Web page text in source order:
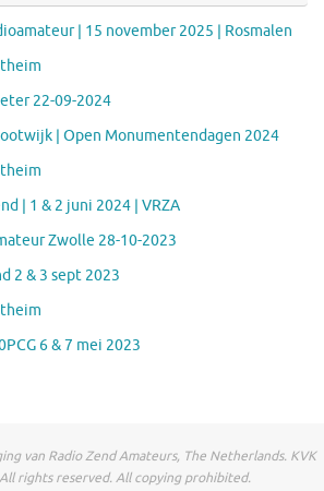
| 15 november 2025 | Rosmalen
22-09-2024
| Open Monumentendagen 2024
| 1 & 2 juni 2024 | VRZA
Zwolle 28-10-2023
2 & 3 sept 2023
6 & 7 mei 2023
van Radio Zend Amateurs, The Netherlands. KVK
rights reserved. All copying prohibited.